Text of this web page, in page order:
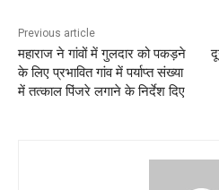
Previous article
महाराज ने गांवों में गुलदार को पकड़ने
के लिए प्रभावित गांव में पर्याप्त संख्या
में तत्काल पिंजरे लगाने के निर्देश दिए